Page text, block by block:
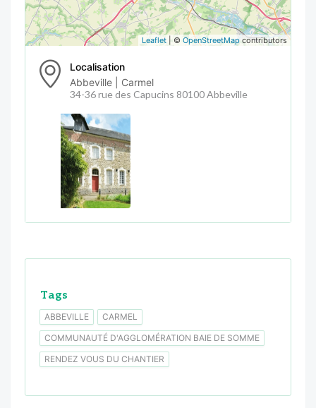
Leaflet | © OpenStreetMap contributors
Localisation
Abbeville | Carmel
34-36 rue des Capucins 80100 Abbeville
Tags
ABBEVILLE
CARMEL
COMMUNAUTÉ D'AGGLOMÉRATION BAIE DE SOMME
RENDEZ VOUS DU CHANTIER